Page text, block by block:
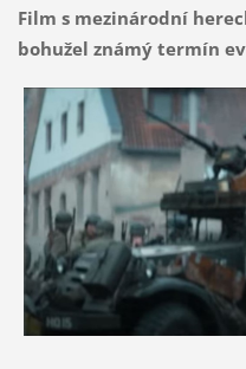
Film s mezinárodní
bohužel známý termín